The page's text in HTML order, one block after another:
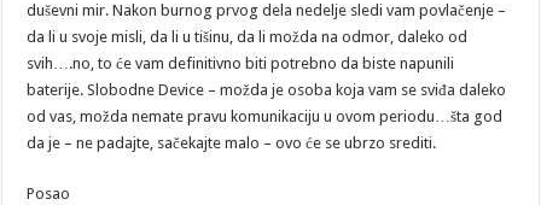
duševni mir. Nakon burnog prvog dela nedelje sledi vam povlačenje –
da li u svoje misli, da li u tišinu, da li možda na odmor, daleko od
svih….no, to će vam definitivno biti potrebno da biste napunili
baterije. Slobodne Device – možda je osoba koja vam se sviđa daleko
od vas, možda nemate pravu komunikaciju u ovom periodu…šta god
da je – ne padajte, sačekajte malo – ovo će se ubrzo srediti.
Posao